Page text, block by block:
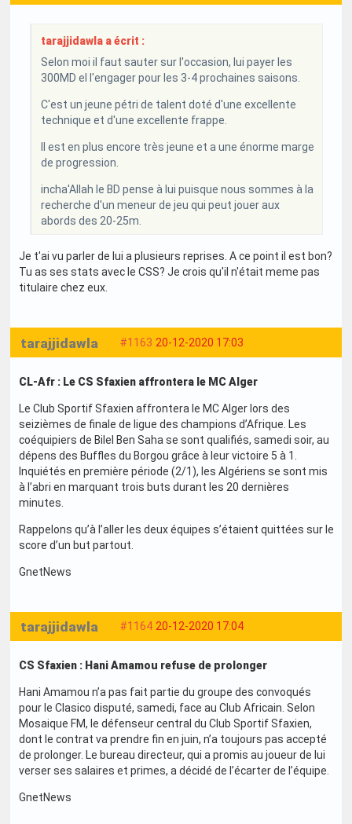
tarajjidawla a écrit :
Selon moi il faut sauter sur l'occasion, lui payer les
300MD el l'engager pour les 3-4 prochaines saisons.
C'est un jeune pétri de talent doté d'une excellente
technique et d'une excellente frappe.
Il est en plus encore très jeune et a une énorme marge
de progression.
incha'Allah le BD pense à lui puisque nous sommes à la
recherche d'un meneur de jeu qui peut jouer aux
abords des 20-25m.
Je t'ai vu parler de lui a plusieurs reprises. A ce point il est bon?
Tu as ses stats avec le CSS? Je crois qu'il n'était meme pas
titulaire chez eux.
#1163 20-12-2020 17:03
tarajjidawla
CL-Afr : Le CS Sfaxien affrontera le MC Alger
Le Club Sportif Sfaxien affrontera le MC Alger lors des
seizièmes de finale de ligue des champions d’Afrique. Les
coéquipiers de Bilel Ben Saha se sont qualifiés, samedi soir, au
dépens des Buffles du Borgou grâce à leur victoire 5 à 1.
Inquiétés en première période (2/1), les Algériens se sont mis
à l’abri en marquant trois buts durant les 20 dernières
minutes.
Rappelons qu’à l’aller les deux équipes s’étaient quittées sur le
score d’un but partout.
GnetNews
#1164 20-12-2020 17:04
tarajjidawla
CS Sfaxien : Hani Amamou refuse de prolonger
Hani Amamou n’a pas fait partie du groupe des convoqués
pour le Clasico disputé, samedi, face au Club Africain. Selon
Mosaique FM, le défenseur central du Club Sportif Sfaxien,
dont le contrat va prendre fin en juin, n’a toujours pas accepté
de prolonger. Le bureau directeur, qui a promis au joueur de lui
verser ses salaires et primes, a décidé de l’écarter de l’équipe.
GnetNews